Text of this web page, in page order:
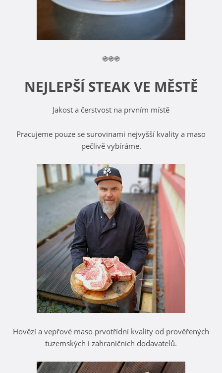
֍֍֍
NEJLEPŠÍ STEAK VE MĚSTĚ
Jakost a čerstvost na prvním místě
Pracujeme pouze se surovinami nejvyšší kvality a maso
pečlivě vybíráme.
Hovězí a vepřové maso prvotřídní kvality od prověřených
tuzemských i zahraničních dodavatelů.